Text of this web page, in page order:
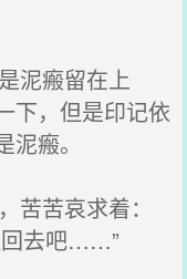
泥瘢留在上
下，但是印记依
瘢。
苦哀求着：
回去吧……”